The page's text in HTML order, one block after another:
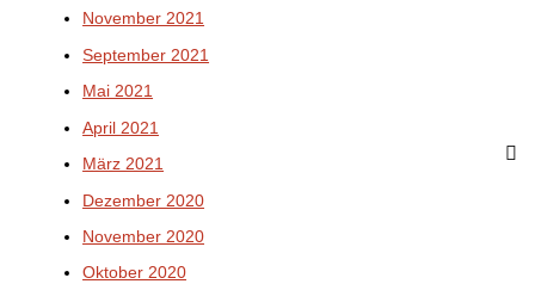
November 2021
September 2021
Mai 2021
April 2021
März 2021
Dezember 2020
November 2020
Oktober 2020